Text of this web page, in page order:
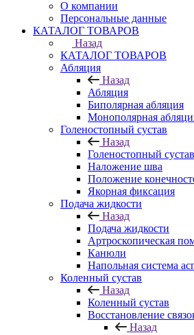
О компании
Персональные данные
КАТАЛОГ ТОВАРОВ
Назад
КАТАЛОГ ТОВАРОВ
Абляция
Назад
Абляция
Биполярная абляция
Монополярная
Голеностопный сустав
Назад
Голеностопный сустав
Наложение шва
Положение
Якорная фиксация
Подача жидкости
Назад
Подача жидкости
Артроскопическая
Канюли
Напольная система
Коленный сустав
Назад
Коленный сустав
Восстановление
Назад